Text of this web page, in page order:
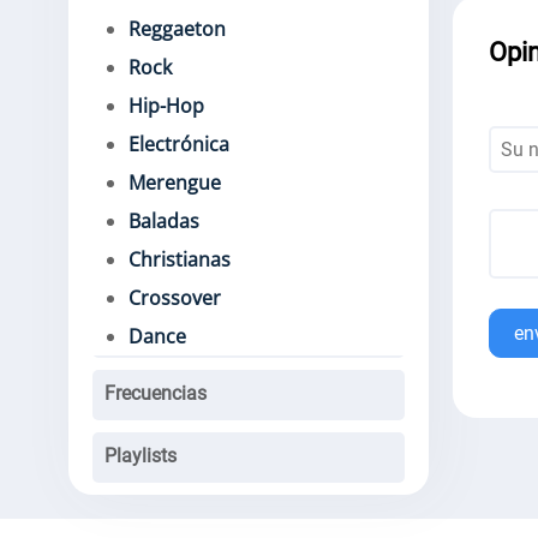
Reggaeton
Rock
Hip-Hop
Electrónica
Merengue
Baladas
Christianas
Crossover
Dance
Frecuencias
Playlists